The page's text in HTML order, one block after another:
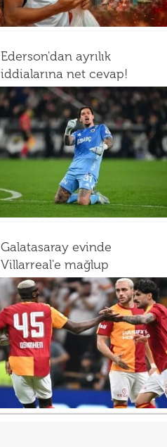
Ederson'dan ayrılık
iddialarına net cevap!
Galatasaray evinde
Villarreal'e mağlup